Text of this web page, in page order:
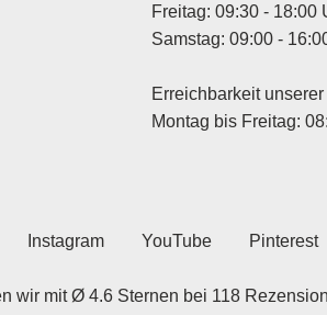
Freitag: 09:30 - 18:00
Samstag: 09:00 -
Erreichbarkeit
Montag bis Freitag:
Instagram YouTube Pinterest
wir mit Ø 4.6 Sternen bei 118